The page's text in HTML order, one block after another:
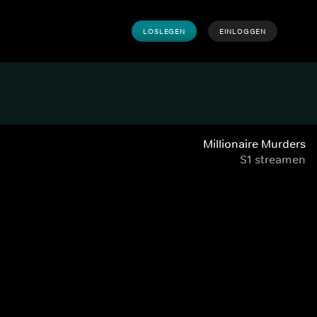
LOSLEGEN EINLOGGEN
Millionaire Murders
S1 streamen